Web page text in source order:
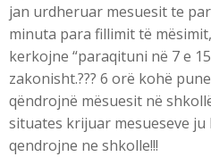
jan urdheruar mesuesit te
minuta para fillimit të
kerkojne “paraqituni në 7 e
zakonisht.??? 6 orë kohë
qëndrojnë mësuesit në
situates krijuar mesueseve
qendrojne ne shkolle!!!